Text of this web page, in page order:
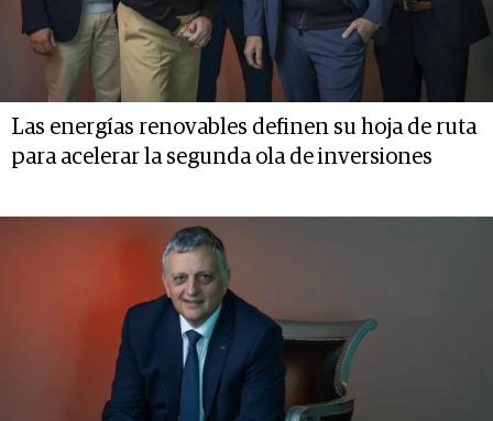
Las energías renovables definen su hoja de ruta
para acelerar la segunda ola de inversiones